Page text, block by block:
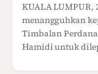
KUALA LUMPUR,
menangguhkan
Timbalan
Hamidi untuk